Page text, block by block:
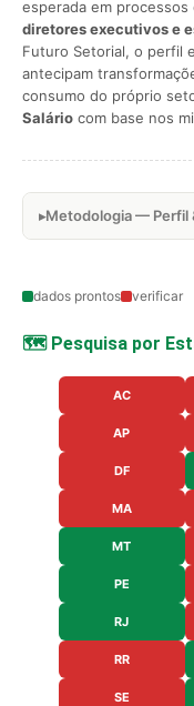
esperada em processos
diretores executivos e
Futuro Setorial, o perfil
antecipam
consumo do próprio
Salário com base nos
Metodologia — Perfil
dados prontos verificar
🗺️ Pesquisa por
AC
AP
DF
MA
MT
PE
RJ
RR
SE